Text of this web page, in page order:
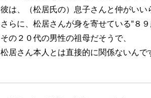
彼は、（松居氏の）息子さんと仲がいい
さらに、松居さんが身を寄せている“８
その２０代の男性の祖母だそうで、
松居さん本人とは直接的に関係ないんで